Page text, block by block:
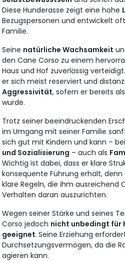
Diese Hunderasse zeigt eine hohe
Bezugspersonen und entwickelt
Familie.
Seine natürliche Wachsamkeit
den Cane Corso zu einem
Haus und Hof zuverlässig
er sich meist reserviert und
Aggressivität, sofern er bereits
wurde.
Trotz seiner beeindruckenden
im Umgang mit seiner Familie
sich gut mit Kindern und kann –
und Sozialisierung – auch als
Wichtig ist dabei, dass er klare
konsequente Führung erhält,
klare Regeln, die ihm ausreichend
Verhalten daran auszurichten.
Wegen seiner Stärke und seines
Corso jedoch nicht unbedingt für
geeignet. Seine Erziehung
Durchsetzungsvermögen, da die
agieren kann.